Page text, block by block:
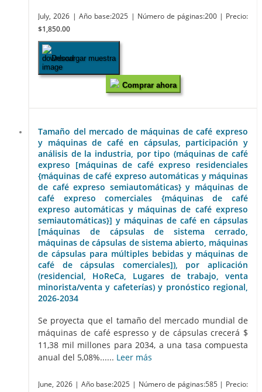
July, 2026 | Año base:2025 | Número de páginas:200 | Precio:
$1,850.00
Descargar muestra
Comprar ahora
Tamaño del mercado de máquinas de café expreso
y máquinas de café en cápsulas, participación y
análisis de la industria, por tipo (máquinas de café
expreso [máquinas de café expreso residenciales
{máquinas de café expreso automáticas y máquinas
de café expreso semiautomáticas} y máquinas de
café expreso comerciales {máquinas de café
expreso automáticas y máquinas de café expreso
semiautomáticas}] y máquinas de café en cápsulas
[máquinas de cápsulas de sistema cerrado,
máquinas de cápsulas de sistema abierto, máquinas
de cápsulas para múltiples bebidas y máquinas de
café de cápsulas comerciales]), por aplicación
(residencial, HoReCa, Lugares de trabajo, venta
minorista/venta y cafeterías) y pronóstico regional,
2026-2034
Se proyecta que el tamaño del mercado mundial de
máquinas de café espresso y de cápsulas crecerá $
11,38 mil millones para 2034, a una tasa compuesta
anual del 5,08%...... Leer más
June, 2026 | Año base:2025 | Número de páginas:585 | Precio: